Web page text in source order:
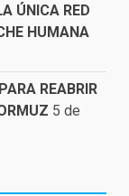
ÚNICA RED
HUMANA
REABRIR
5 de